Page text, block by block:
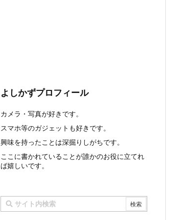
よしかずプロフィール
カメラ・写真が好きです。
スマホ等のガジェットも好きです。
興味を持ったことは深掘りしがちです。
ここに書かれていることが誰かのお役に立てれ
ば嬉しいです。